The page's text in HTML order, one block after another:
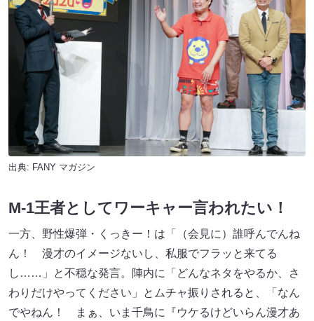
出典: FANY マガジン
M-1王者としてワーキャー言われたい！
一方、野性爆弾・くっきー！は「（会見に）誰呼んでんね
ん！ 漫才のイメージないし、私服でフラッと来てる
し……」と不穏な発言。陣内に「どんなネタをやるか、さ
わりだけやってください」とムチャ振りされると、「なん
でやねん！ まぁ、いま千鳥に『ウケるけどいらん漫才あ